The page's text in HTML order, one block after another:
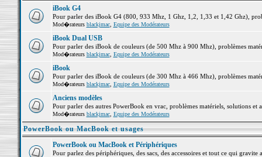
iBook G4
Pour parler des iBook G4 (800, 933 Mhz, 1 Ghz, 1,2, 1,33 et 1,42 Ghz),
Mod�rateurs blackjmac, Equipe des Modérateurs
iBook Dual USB
Pour parler des iBook de couleurs (de 500 Mhz à 900 Mhz), problèmes
Mod�rateurs blackjmac, Equipe des Modérateurs
iBook
Pour parler des iBook de couleurs (de 300 Mhz à 466 Mhz), problèmes
Mod�rateurs blackjmac, Equipe des Modérateurs
Anciens modèles
Pour parler des autres PowerBook en vrac, problèmes matériels, solutions et
Mod�rateurs blackjmac, Equipe des Modérateurs
PowerBook ou MacBook et usages
PowerBook ou MacBook et Périphériques
Pour parlez des périphériques, des sacs, des accessoires et tout ce qui